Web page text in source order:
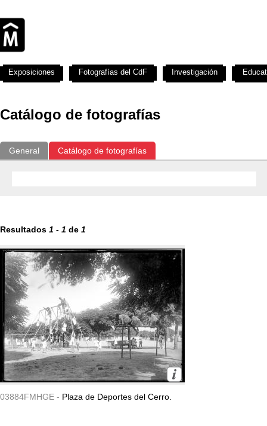
Catálogo de fotografías
General Catálogo de fotografías
Resultados 1 - 1 de 1
03884FMHGE - Plaza de Deportes del Cerro.
Exposiciones Fotografías del CdF Investigación